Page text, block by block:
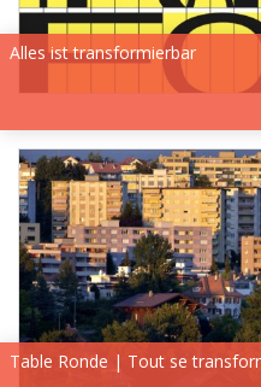
Alles ist transformierbar
Table Ronde | Tout se